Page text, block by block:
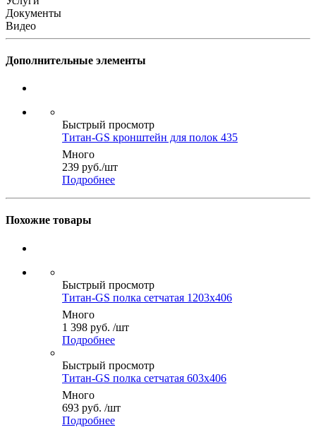
Документы
Видео
Дополнительные элементы
Быстрый просмотр
Титан-GS кронштейн для полок 435
Много
239 руб./шт
Подробнее
Похожие товары
Быстрый просмотр
Титан-GS полка сетчатая 1203x406
Много
1 398 руб. /шт
Подробнее
Быстрый просмотр
Титан-GS полка сетчатая 603x406
Много
693 руб. /шт
Подробнее